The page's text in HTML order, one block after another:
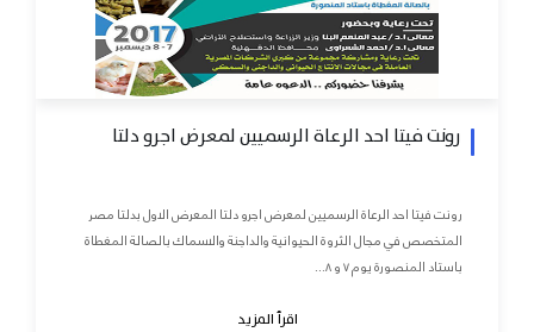
رونت فيتا احد الرعاة الرسميين لمعرض اجرو دلتا
رونت فيتا احد الرعاة الرسميين لمعرض اجرو دلتا المعرض الاول بدلتا مصر
المتخصص في مجال الثروة الحيوانية والداجنة والاسماك بالصالة المغطاة
باستاد المنصورة يوم ٧ و ٨...
اقرأ المزيد